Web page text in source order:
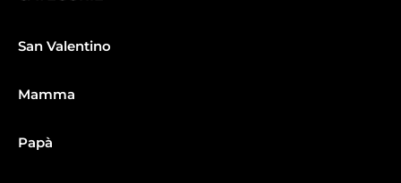
San Valentino
Mamma
Papà